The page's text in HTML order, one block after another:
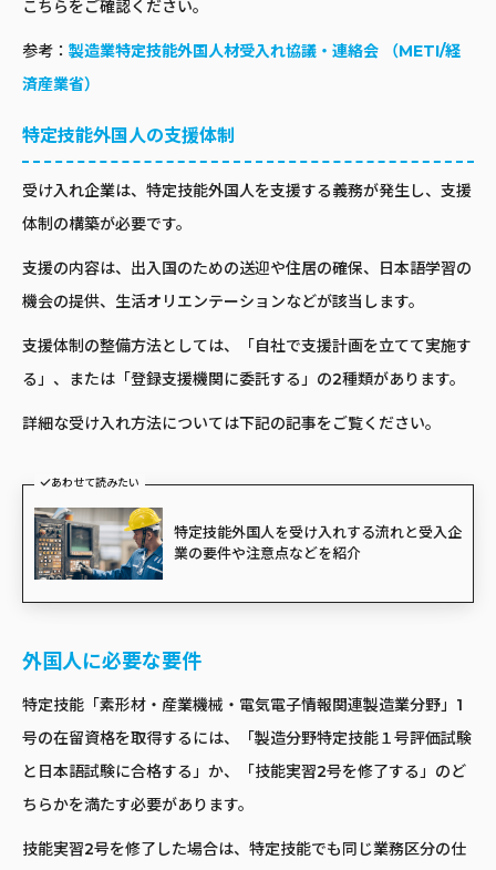
こちらをご確認ください。
参考： 製造業特定技能外国人材受入れ協議・連絡会 （METI/経
済産業省）
特定技能外国人の支援体制
受け入れ企業は、特定技能外国人を支援する義務が発生し、支援
体制の構築が必要です。
支援の内容は、出入国のための送迎や住居の確保、日本語学習の
機会の提供、生活オリエンテーションなどが該当します。
支援体制の整備方法としては、「自社で支援計画を立てて実施す
る」、または「登録支援機関に委託する」の2種類があります。
詳細な受け入れ方法については下記の記事をご覧ください。
あわせて読みたい
特定技能外国人を受け入れする流れと受入企
業の要件や注意点などを紹介
外国人に必要な要件
特定技能「素形材・産業機械・電気電子情報関連製造業分野」1
号の在留資格を取得するには、「製造分野特定技能１号評価試験
と日本語試験に合格する」か、「技能実習2号を修了する」のど
ちらかを満たす必要があります。
技能実習2号を修了した場合は、特定技能でも同じ業務区分の仕